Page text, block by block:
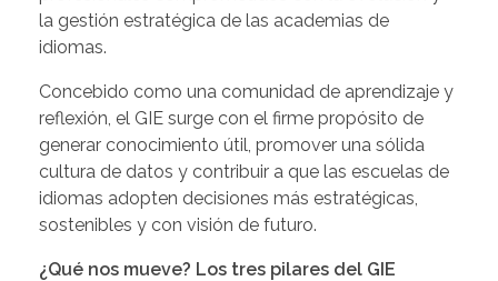
la gestión estratégica de las academias de
idiomas.
Concebido como una comunidad de aprendizaje y
reflexión, el GIE surge con el firme propósito de
generar conocimiento útil, promover una sólida
cultura de datos y contribuir a que las escuelas de
idiomas adopten decisiones más estratégicas,
sostenibles y con visión de futuro.
¿Qué nos mueve? Los tres pilares del GIE